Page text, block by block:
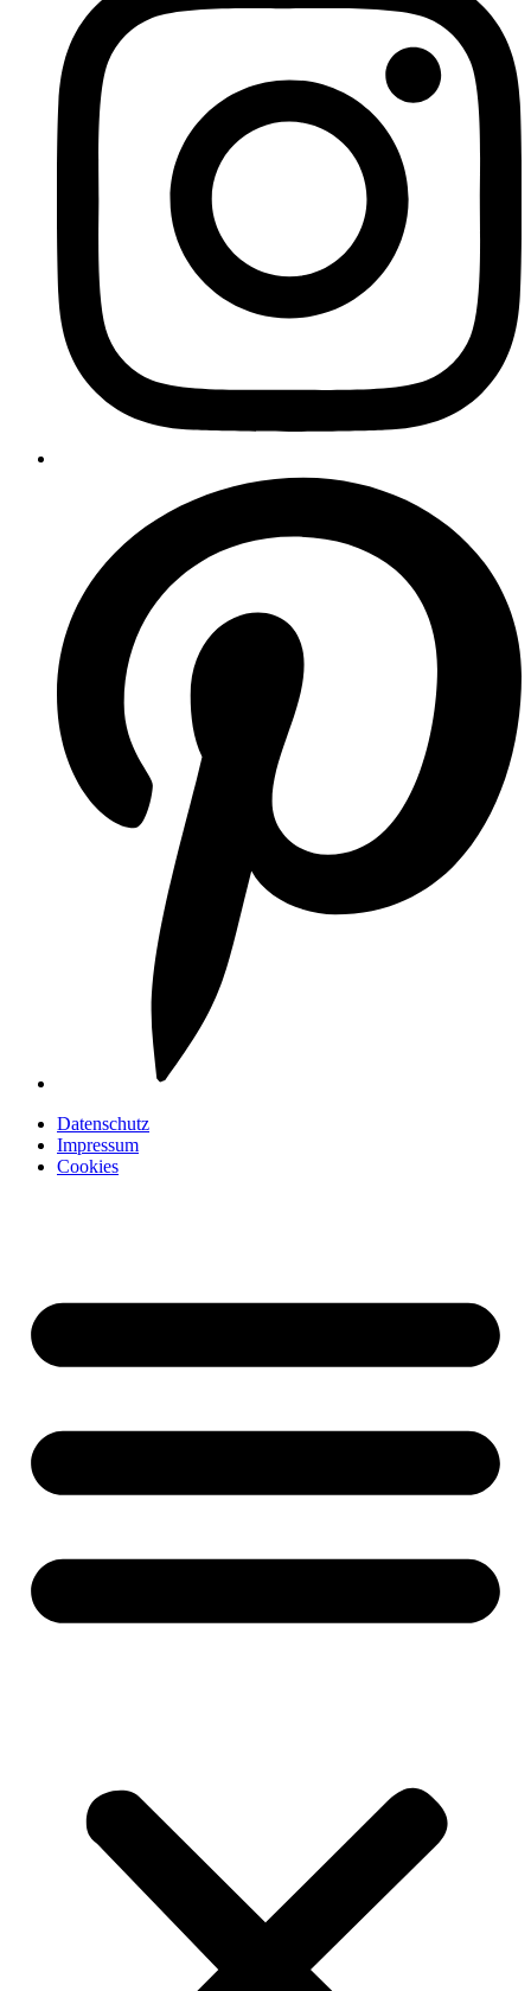
Datenschutz
Impressum
Cookies